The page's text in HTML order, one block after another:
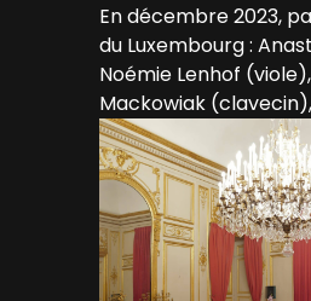
En décembre 2023,
du Luxembourg :
Noémie Lenhof
Mackowiak